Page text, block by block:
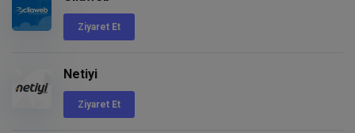
Ziyaret Et
Netiyi
Ziyaret Et